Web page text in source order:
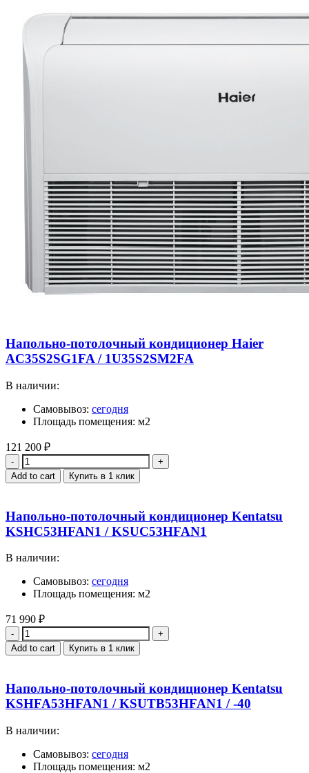
Напольно-потолочный кондиционер Haier
AC35S2SG1FA / 1U35S2SM2FA
В наличии:
Самовывоз: сегодня
Площадь помещения: м2
121 200 ₽
Quantity
Add to cart Купить в 1 клик
Напольно-потолочный кондиционер Kentatsu
KSHC53HFAN1 / KSUC53HFAN1
В наличии:
Самовывоз: сегодня
Площадь помещения: м2
71 990 ₽
Quantity
Add to cart Купить в 1 клик
Напольно-потолочный кондиционер Kentatsu
KSHFA53HFAN1 / KSUTB53HFAN1 / -40
В наличии:
Самовывоз: сегодня
Площадь помещения: м2